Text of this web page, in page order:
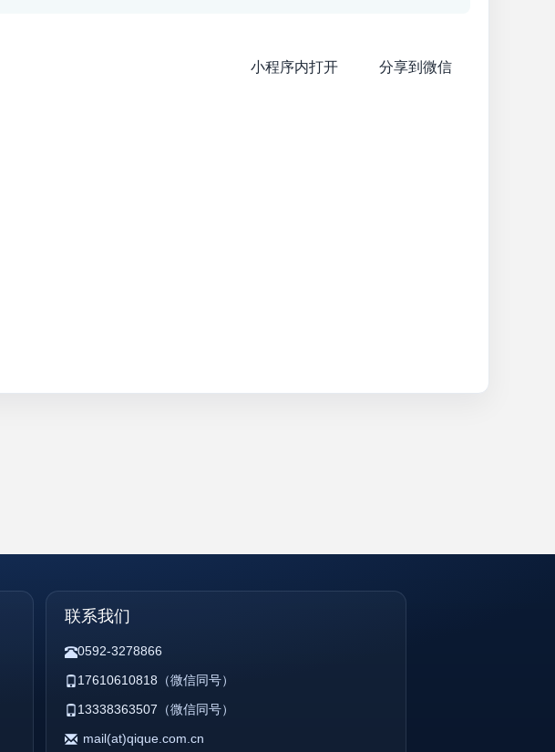
分享到微信
小程序内打开
联系我们
0592-3278866
17610610818 （微信同号）
13338363507 （微信同号）
mail(at)qique.com.cn